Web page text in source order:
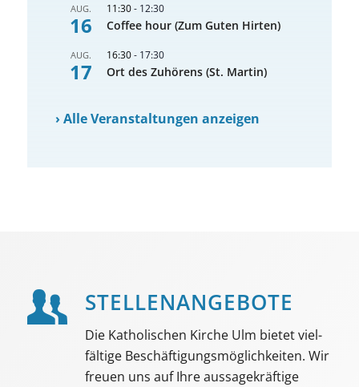
AUG.
16
11:30- 12:30
Coffee hour (Zum Guten Hirten)
AUG.
17
16:30- 17:30
Ort des Zuhörens (St. Martin)
›Alle Veranstaltungen anzeigen
STELLEN­ANGEBOTE
Die Katholischen Kirche Ulm bietet viel­
fältige Beschäf­tigungs­möglich­keiten. Wir
freuen uns auf Ihre aussage­kräftige